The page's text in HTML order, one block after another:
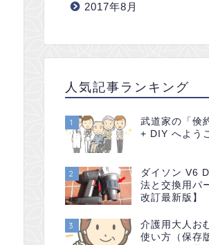
2017年8月
人気記事ランキング
1
武道家の「倹
+ DIY へよう
2
ダイソン V6
法と交換用パ
改訂最新版】
3
介護用大人お
使い方（保存